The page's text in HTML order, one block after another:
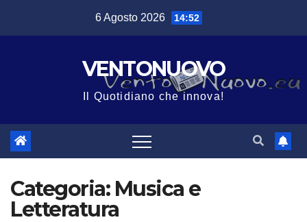
6 Agosto 2026 14:52
VENTONUOVO
Il Quotidiano che innova!
Categoria: Musica e
Letteratura